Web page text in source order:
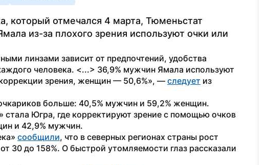
который отмечался 4 марта, Тюменьстат
из-за плохого зрения используют очки или
линзами зависит от предпочтений, удобства
человека. <...> 36,9% мужчин Ямала используют
зрения, женщин — 50,6%», — следует из
больше: 40,5% мужчин и 59,2% женщин.
Югра, где корректируют зрение с помощью очков
и 42,9% мужчин.
сообщили, что в северных регионах страны рост
30 до 158%. О быстрой утомляемости глаз рассказали